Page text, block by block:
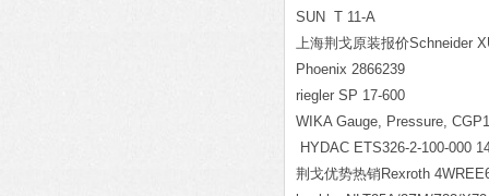
SUN T 11-A
上海荆戈原装报价Schneider
Phoenix 2866239
riegler SP 17-600
WIKA Gauge, Pressure,
HYDAC ETS326-2-100-000
荆戈优势热销Rexroth